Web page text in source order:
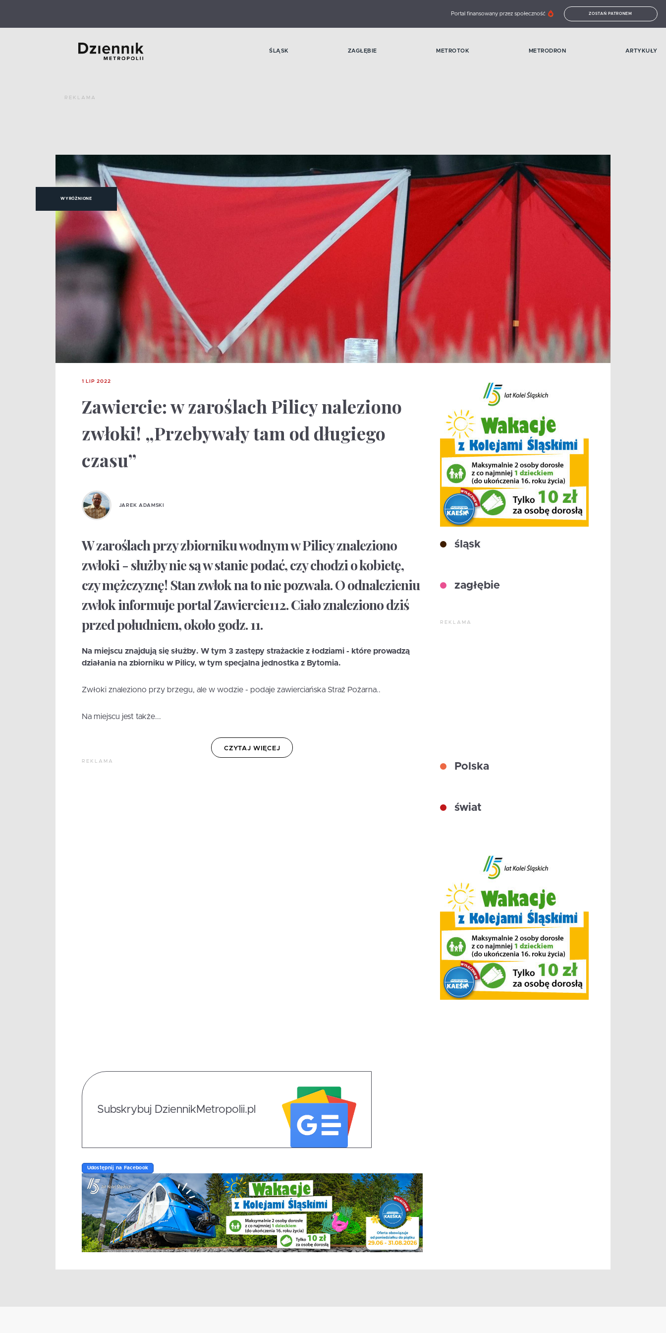
Portal finansowany przez społeczność ZOSTAŃ PATRONEM
ŚLĄSK ZAGŁĘBIE METROTOK METRODRON ARTYKUŁY
REKLAMA
WYRÓŻNIONE
1 LIP 2022
Zawiercie: w zaroślach Pilicy naleziono
zwłoki! „Przebywały tam od długiego
czasu”
JAREK ADAMSKI
W zaroślach przy zbiorniku wodnym w Pilicy znaleziono
zwłoki - służby nie są w stanie podać, czy chodzi o kobietę,
czy mężczyznę! Stan zwłok na to nie pozwala. O odnalezieniu
zwłok informuje portal Zawiercie112. Ciało znaleziono dziś
przed południem, około godz. 11.
Na miejscu znajdują się służby. W tym 3 zastępy strażackie z łodziami - które prowadzą
działania na zbiorniku w Pilicy, w tym specjalna jednostka z Bytomia.
Zwłoki znaleziono przy brzegu, ale w wodzie - podaje zawierciańska Straż Pożarna..
Na miejscu jest także...
CZYTAJ WIĘCEJ
REKLAMA
Subskrybuj DziennikMetropolii.pl
Udostępnij na Facebook
śląsk
zagłębie
REKLAMA
Polska
świat